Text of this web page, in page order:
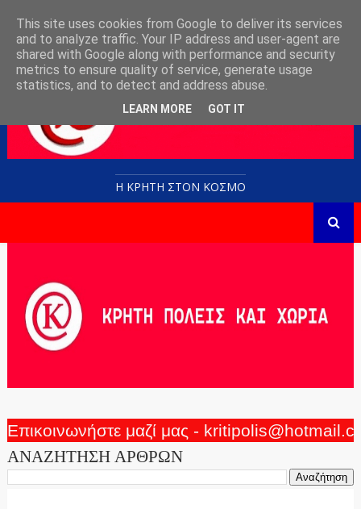
Η ΚΡΗΤΗ ΣΤΟN KOΣΜΟ
Επικοινωνήστε μαζί μας -
ΑΝΑΖΗΤΗΣΗ ΑΡΘΡΩΝ
This site uses cookies from Google to deliver its services
and to analyze traffic. Your IP address and user-agent are
shared with Google along with performance and security
metrics to ensure quality of service, generate usage
statistics, and to detect and address abuse.
LEARN MORE GOT IT